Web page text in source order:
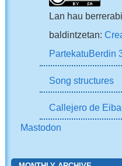
Lan hau
baldintzetan:
PartekatuBerdin
Song structures
Callejero de
Mastodon